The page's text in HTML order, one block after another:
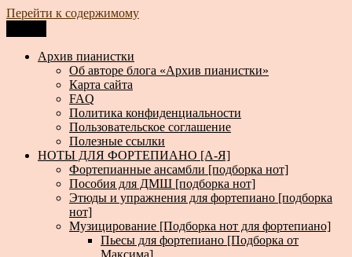
Перейти к содержимому
Архив пианистки
Всё для пианистов: ноты, книги, музыка, статьи…
Архив пианистки
Об авторе блога «Архив пианистки»
Карта сайта
FAQ
Политика конфиденциальности
Пользовательское соглашение
Полезные ссылки
НОТЫ ДЛЯ ФОРТЕПИАНО [А-Я]
Фортепианные ансамбли [подборка нот]
Пособия для ДМШ [подборка нот]
Этюды и упражнения для фортепиано [подборка
нот]
Музицирование [Подборка нот для фортепиано]
Пьесы для фортепиано [Подборка от
Максима]